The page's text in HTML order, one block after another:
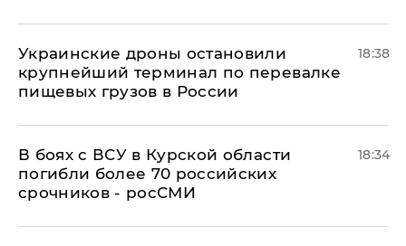
Украинские дроны остановили
крупнейший терминал по перевалке
пищевых грузов в России
18:38
В боях с ВСУ в Курской области
погибли более 70 российских
срочников - росСМИ
18:34